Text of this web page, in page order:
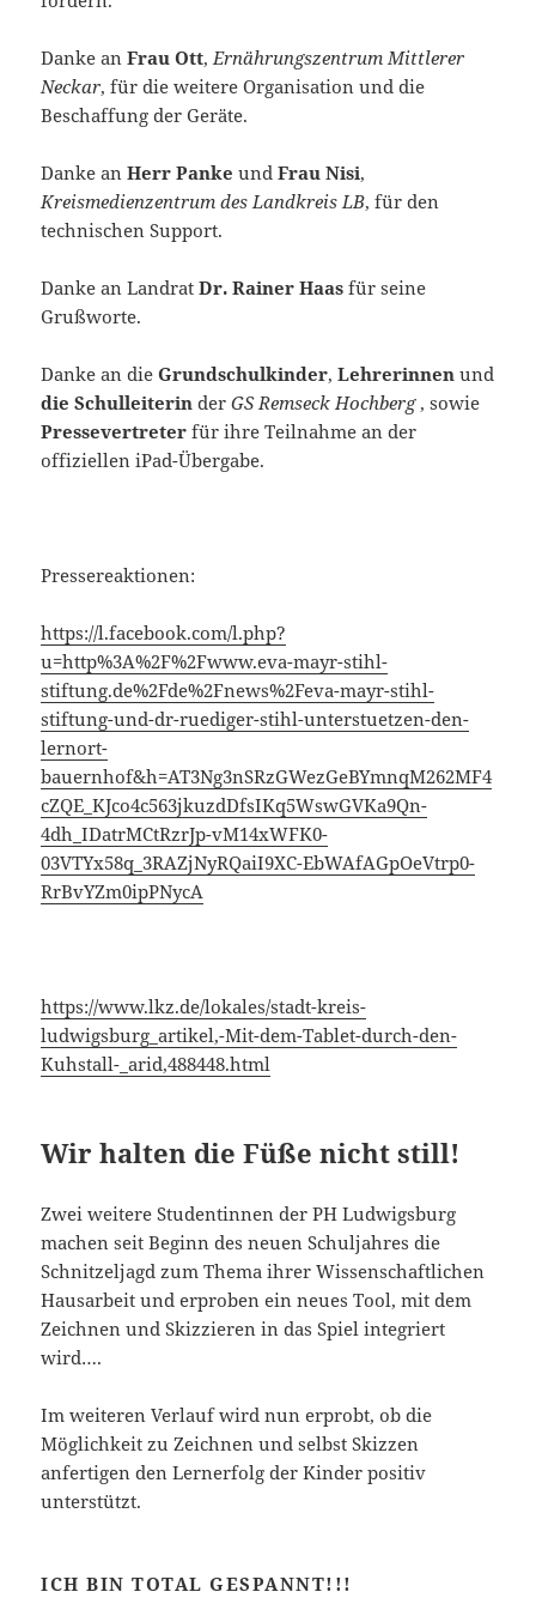
Danke anFrau Ott, Ernährungszentrum Mittlerer
Neckar, für die weitere Organisation und die
Beschaffung der Geräte.
Danke anHerr Panke undFrau Nisi,
Kreismedienzentrum des Landkreis LB, für den
technischen Support.
Danke an LandratDr. Rainer Haas für seine
Grußworte.
Danke an dieGrundschulkinder,Lehrerinnen und
die Schulleiterin derGS Remseck Hochberg, sowie
Pressevertreter für ihre Teilnahme an der
offiziellen iPad-Übergabe.
Pressereaktionen:
https://l.facebook.com/l.php?
u=http%3A%2F%2Fwww.eva-mayr-stihl-
stiftung.de%2Fde%2Fnews%2Feva-mayr-stihl-
stiftung-und-dr-ruediger-stihl-unterstuetzen-den-
lernort-
bauernhof&h=AT3Ng3nSRzGWezGeBYmnqM262MF4
cZQE_KJco4c563jkuzdDfsIKq5WswGVKa9Qn-
4dh_IDatrMCtRzrJp-vM14xWFK0-
03VTYx58q_3RAZjNyRQaiI9XC-EbWAfAGpOeVtrp0-
RrBvYZm0ipPNycA
https://www.lkz.de/lokales/stadt-kreis-
ludwigsburg_artikel,-Mit-dem-Tablet-durch-den-
Kuhstall-_arid,488448.html
Wir halten die Füße nicht still!
Zwei weitere Studentinnen der PH Ludwigsburg
machen seit Beginn des neuen Schuljahres die
Schnitzeljagd zum Thema ihrer Wissenschaftlichen
Hausarbeit und erproben ein neues Tool, mit dem
Zeichnen und Skizzieren in das Spiel integriert
wird….
Im weiteren Verlauf wird nun erprobt, ob die
Möglichkeit zu Zeichnen und selbst Skizzen
anfertigen den Lernerfolg der Kinder positiv
unterstützt.
ICH BIN TOTAL GESPANNT!!!